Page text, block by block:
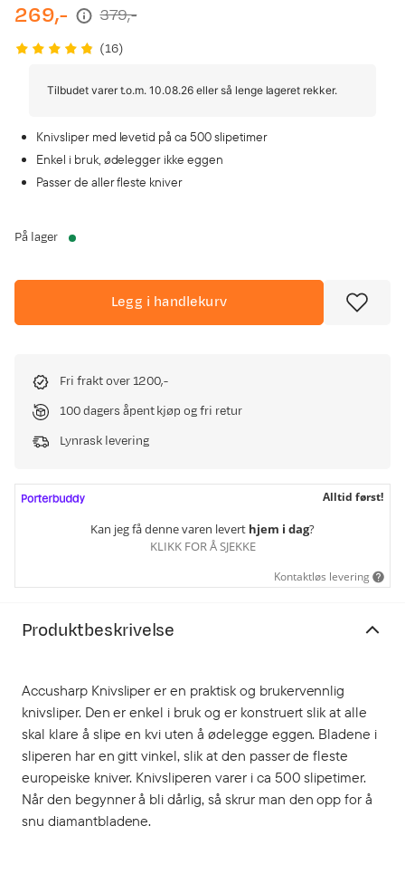
discounted
price
269,-
original
price
379,-
(16)
Tilbudet varer t.o.m. 10.08.26 eller så lenge lageret rekker.
Knivsliper med levetid på ca 500 slipetimer
Enkel i bruk, ødelegger ikke eggen
Passer de aller fleste kniver
På lager
Legg i handlekurv
Fri frakt over 1200,-
100 dagers åpent kjøp og fri retur
Lynrask levering
Alltid først!
Kan jeg få denne varen levert hjem i dag?
KLIKK FOR Å SJEKKE
Kontaktløs levering
Produktbeskrivelse
Accusharp Knivsliper er en praktisk og brukervennlig
knivsliper. Den er enkel i bruk og er konstruert slik at alle
skal klare å slipe en kvi uten å ødelegge eggen. Bladene i
sliperen har en gitt vinkel, slik at den passer de fleste
europeiske kniver. Knivsliperen varer i ca 500 slipetimer.
Når den begynner å bli dårlig, så skrur man den opp for å
snu diamantbladene.